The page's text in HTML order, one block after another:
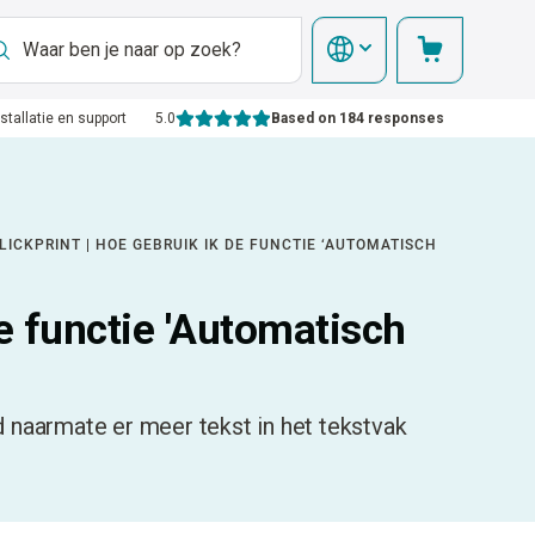
en support 5.0 Based on 184 responses
| HOE GEBRUIK IK DE FUNCTIE ‘AUTOMATISCH
functie 'Automatisch
er meer tekst in het tekstvak